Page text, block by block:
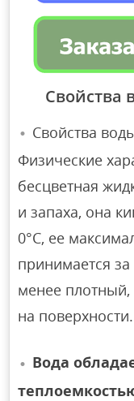
Свойства
Свойства
Физические
бесцветная
и запаха, она
0°C, ее
принимается
менее
на поверхности.
Вода